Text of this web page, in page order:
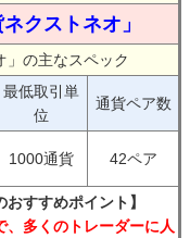
クストネオ」
」の主なスペック
最低取引単
位
通貨ペア数
1000通貨 42ペア
すすめポイント】
、多くのトレーダーに人